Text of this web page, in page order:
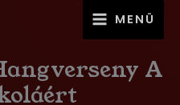
MAIN
MENU
MENÜ
A